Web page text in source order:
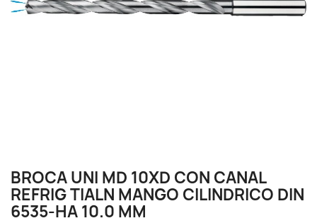
BROCA UNI MD 10XD CON CANAL
REFRIG TIALN MANGO CILINDRICO DIN
6535-HA 10.0 MM